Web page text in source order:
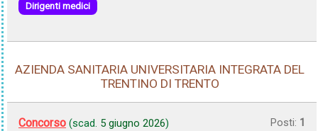
Dirigenti medici
AZIENDA SANITARIA UNIVERSITARIA INTEGRATA DEL
TRENTINO DI TRENTO
Concorso (scad. 5 giugno 2026) Posti: 1